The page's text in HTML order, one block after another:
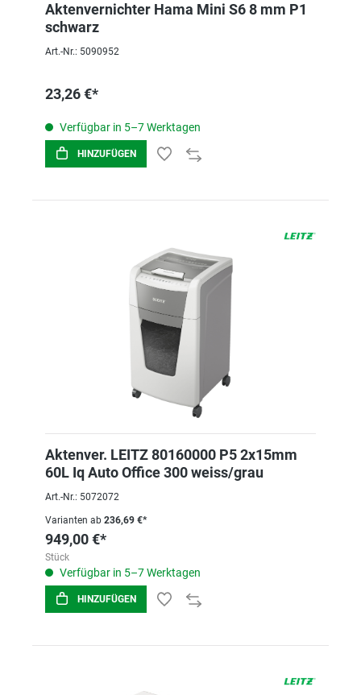
Aktenvernichter Hama Mini S6 8 mm P1
schwarz
Art.-Nr.: 5090952
23,26 €*
Verfügbar in 5–7 Werktagen
HINZUFÜGEN
Aktenver. LEITZ 80160000 P5 2x15mm
60L Iq Auto Office 300 weiss/grau
Art.-Nr.: 5072072
Varianten ab 236,69 €*
949,00 €*
Stück
Verfügbar in 5–7 Werktagen
HINZUFÜGEN